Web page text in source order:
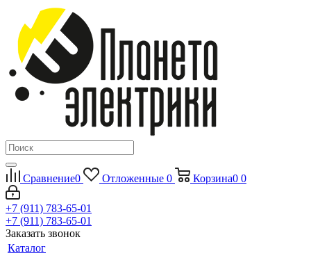
Сравнение0 Отложенные 0 Корзина0 0
+7 (911) 783-65-01
+7 (911) 783-65-01
Заказать звонок
Каталог